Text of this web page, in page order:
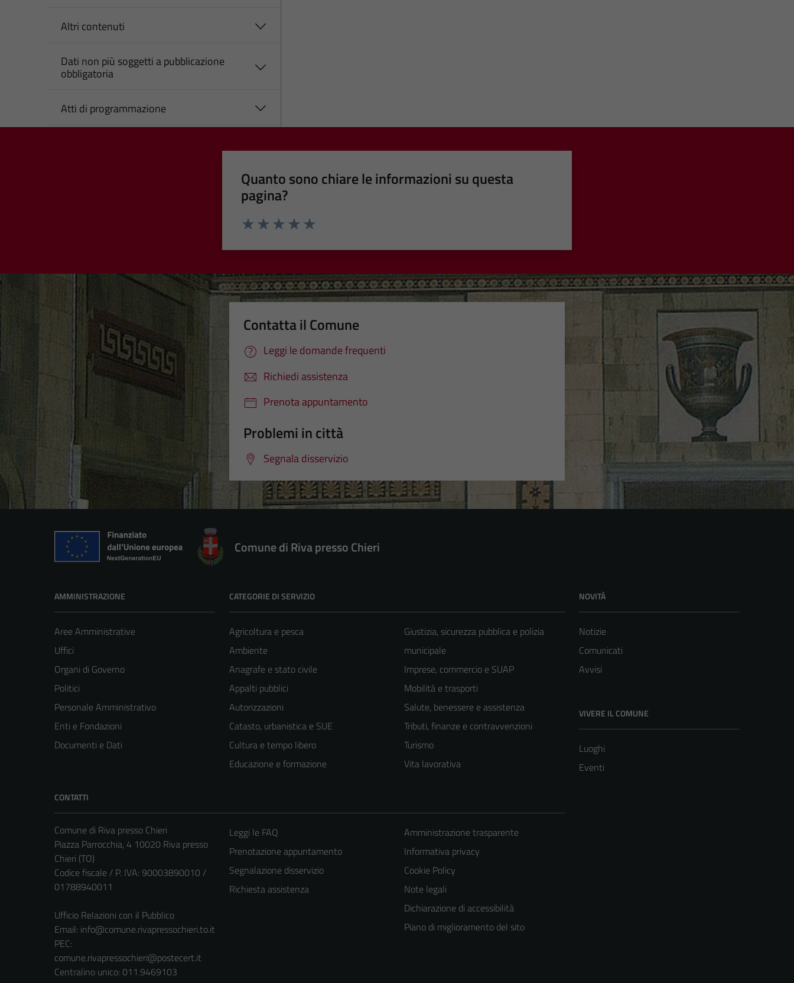
Altri contenuti
Dati non più soggetti a pubblicazione
obbligatoria
Atti di programmazione
Quanto sono chiare le informazioni su questa
pagina?
Contatta il Comune
Leggi le domande frequenti
Richiedi assistenza
Prenota appuntamento
Problemi in città
Segnala disservizio
Comune di Riva presso Chieri
AMMINISTRAZIONE
Aree Amministrative
Uffici
Organi di Governo
Politici
Personale Amministrativo
Enti e Fondazioni
Documenti e Dati
CATEGORIE DI SERVIZIO
Agricoltura e pesca
Ambiente
Anagrafe e stato civile
Appalti pubblici
Autorizzazioni
Catasto, urbanistica e SUE
Cultura e tempo libero
Educazione e formazione
Giustizia, sicurezza pubblica e polizia
municipale
Imprese, commercio e SUAP
Mobilità e trasporti
Salute, benessere e assistenza
Tributi, finanze e contravvenzioni
Turismo
Vita lavorativa
NOVITÀ
Notizie
Comunicati
Avvisi
VIVERE IL COMUNE
Luoghi
Eventi
CONTATTI
Comune di Riva presso Chieri
Piazza Parrocchia, 4 10020 Riva presso
Chieri (TO)
Codice fiscale / P. IVA: 90003890010 /
01788940011
Ufficio Relazioni con il Pubblico
Email: info@comune.rivapressochieri.to.it
PEC:
comune.rivapressochieri@postecert.it
Centralino unico: 011.9469103
Leggi le FAQ
Prenotazione appuntamento
Segnalazione disservizio
Richiesta assistenza
Amministrazione trasparente
Informativa privacy
Cookie Policy
Note legali
Dichiarazione di accessibilità
Piano di miglioramento del sito
Tecnici
Questi cookie